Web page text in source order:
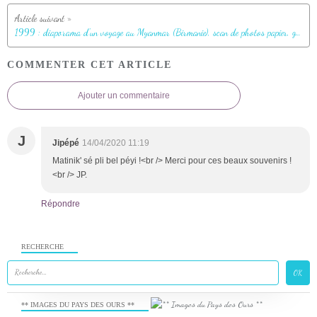
1999 : diaporama d'un voyage au Myanmar (Birmanie), scan de photos papier, gravé sur Vidéo-CD (2002)
COMMENTER CET ARTICLE
Ajouter un commentaire
J Jipépé 14/04/2020 11:19
Matinik' sé pli bel péyi !<br /> Merci pour ces beaux souvenirs !
<br /> JP.
Répondre
RECHERCHE
** IMAGES DU PAYS DES OURS **